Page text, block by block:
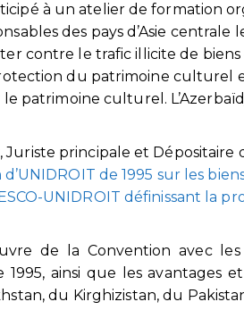
à un atelier de formation
des pays d’Asie centrale
contre le trafic illicite de
du patrimoine culturel
patrimoine culturel.
principale et Dépositaire
de 1995 sur les
UNIDROIT définissant la
de la Convention avec les
1995, ainsi que les avantages
du Kirghizistan, du